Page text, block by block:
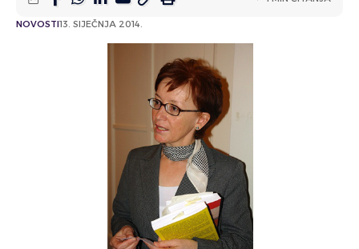
NOVOSTI13. SIJEČNJA 2014.